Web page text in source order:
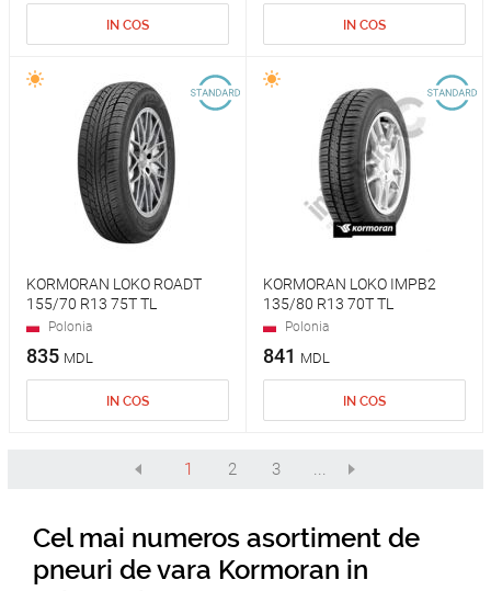
IN COS IN COS
KORMORAN LOKO ROADT
155/70 R13 75T TL
Polonia
835 MDL
IN COS
KORMORAN LOKO IMPB2
135/80 R13 70T TL
Polonia
841 MDL
IN COS
1 2 3 ...
Cel mai numeros asortiment de
pneuri de vara Kormoran in